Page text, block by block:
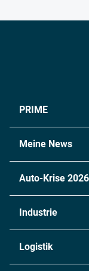
PRIME
Meine News
Auto-Krise 2026
Industrie
Logistik